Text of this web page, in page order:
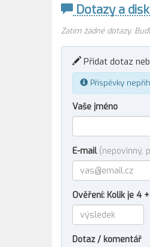
Dotazy a
Zatím žádné dotazy.
Přidat dotaz
Příspěvky
Vaše jméno
E-mail (nepovinný,
Ověření: Kolik je 4
Dotaz / komentář